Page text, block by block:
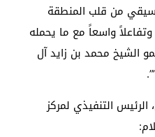
من قلب المنطقة
واسعاً مع ما يحمله
الشيخ محمد بن زايد آل
الرئيس التنفيذي لمركز
: